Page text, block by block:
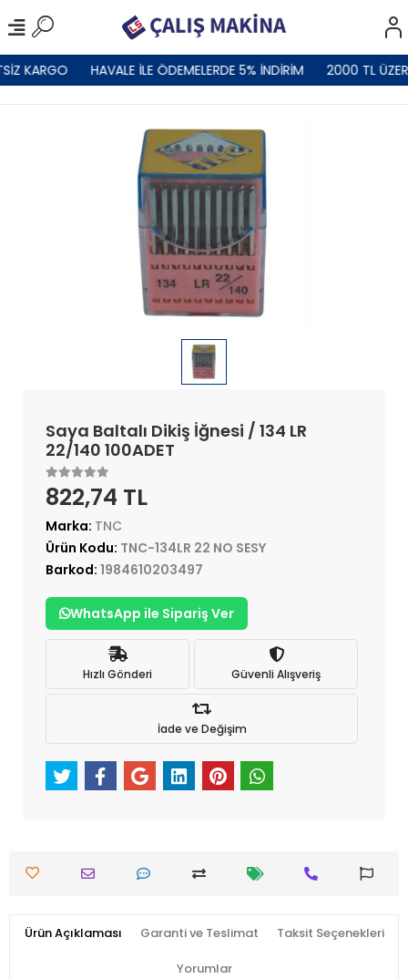
KARGO HAVALE İLE ÖDEMELERDE 5% İNDİRİM 2000 TL
Saya Baltalı Dikiş İğnesi / 134 LR
22/140 100ADET
822,74 TL
Marka: TNC
Ürün Kodu: TNC-134LR 22 NO SESY
Barkod: 1984610203497
WhatsApp ile Sipariş Ver
Hızlı Gönderi Güvenli Alışveriş
İade ve Değişim
Ürün Açıklaması Garanti ve Teslimat Taksit Seçenekleri
Yorumlar